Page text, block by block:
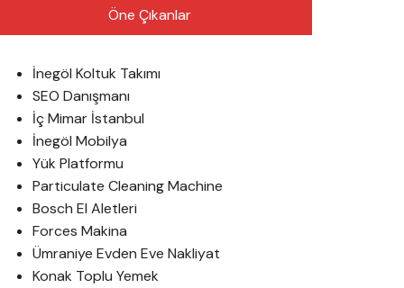
Öne Çıkanlar
İnegöl Koltuk Takımı
SEO Danışmanı
İç Mimar İstanbul
İnegöl Mobilya
Yük Platformu
Particulate Cleaning Machine
Bosch El Aletleri
Forces Makina
Ümraniye Evden Eve Nakliyat
Konak Toplu Yemek